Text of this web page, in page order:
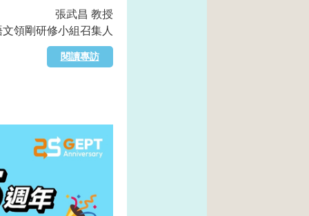
張武昌 教授
領剛研修小組召集人
閱讀專訪